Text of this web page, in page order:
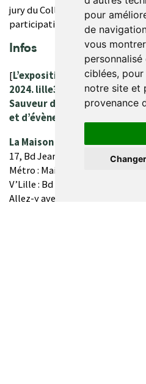
pour
de
vous
ciblées,
notre site et
provenance
jury du Collège Saint Sauveur à
participation.
Infos
[L’exposition Double Jeu
2024. lille3000 vous donne
Sauveur dès le 26 avril 2025
et d’évènements dans le
La Maison St So à la Gare
17, Bd Jean-Baptiste Lebas –
Métro : Mairie de Lille ou Lille
V’Lille : Bd Louis XIV ou Jean-
Allez-y avec ilevia :